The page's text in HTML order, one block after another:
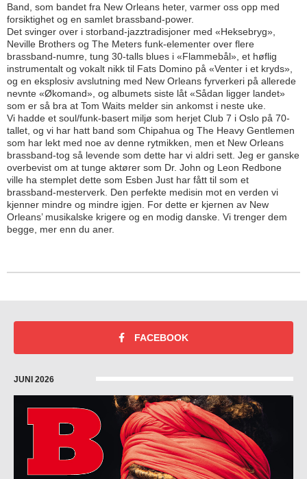
Band, som bandet fra New Orleans heter, varmer oss opp med
forsiktighet og en samlet brassband-power.
Det svinger over i storband­-jazztradisjoner med «Heksebryg»,
Neville Brothers og The Meters funk-elementer over flere
brassband-numre, tung 30-talls blues i «Flammebål», et høflig
instrumentalt og vokalt nikk til Fats Domino på «Venter i et kryds»,
og en eksplosiv avslutning med New Orleans fyrverkeri på allerede
nevnte «Økomand», og albumets siste låt «Sådan ligger landet»
som er så bra at Tom Waits melder sin ankomst i neste uke.
Vi hadde et soul/funk-basert miljø som herjet Club 7 i Oslo på 70-
tallet, og vi har hatt band som Chipahua og The Heavy Gentlemen
som har lekt med noe av denne rytmikken, men et New Orleans
brassband-tog så levende som dette har vi aldri sett. Jeg er ganske
overbevist om at tunge aktører som Dr. John og Leon Redbone
ville ha stemplet dette som Esben Just har fått til som et
brassband-mesterverk. Den perfekte medisin mot en verden vi
kjenner mindre og mindre igjen. For dette er kjernen av New
Orleans’ musikalske krigere og en modig danske. Vi trenger dem
begge, mer enn du aner.
FACEBOOK
JUNI 2026